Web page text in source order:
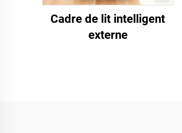
Cadre de lit intelligent
externe